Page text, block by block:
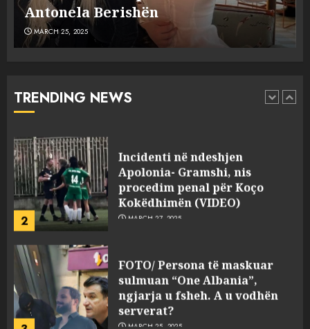
plagosën!
MARCH 25, 2025
TRENDING NEWS
MARCH 25, 2025
1
Punonjësja e UKT akuzon
pasuri të pajustifikuar
2
Apolonia- Gramshi, nis
procedim penal për Koço
Kokëdhimën (VIDEO)
MARCH 27, 2025
3
sulmuan “One Albania”,
ngjarja u fsheh. A u vodhën
serverat?
MARCH 25, 2025